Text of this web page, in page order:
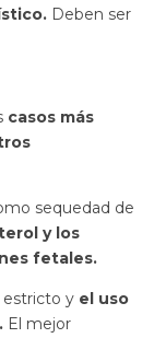
Deben ser
casos más
sequedad de
y los
fetales.
estricto y el uso
El mejor